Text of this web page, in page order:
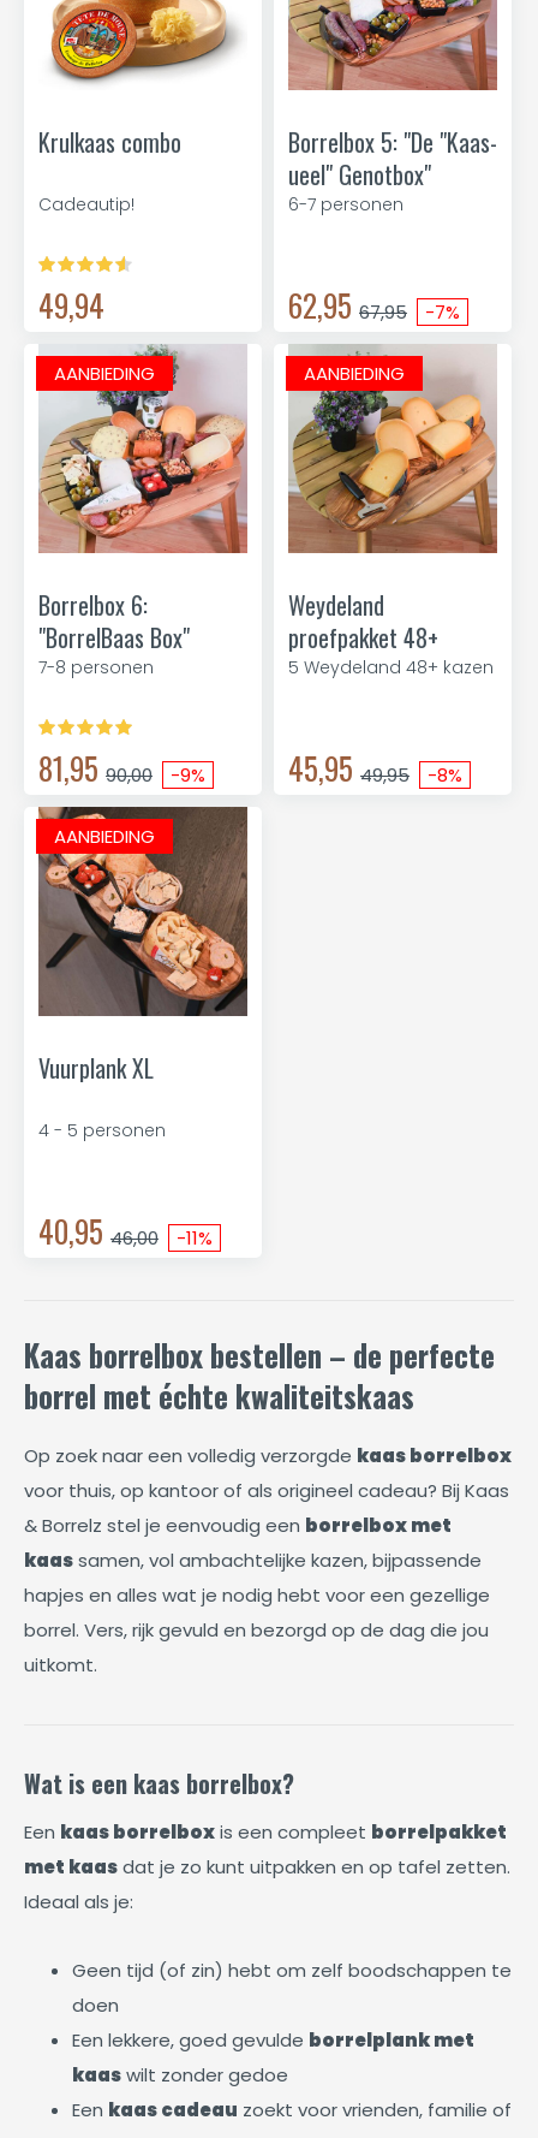
Krulkaas combo
Cadeautip!
49,94
Borrelbox 5: "De "Kaas-
ueel" Genotbox"
6-7 personen
62,95 67,95 -7%
AANBIEDING
Borrelbox 6:
"BorrelBaas Box"
7-8 personen
81,95 90,00 -9%
AANBIEDING
Weydeland
proefpakket 48+
5 Weydeland 48+ kazen
45,95 49,95 -8%
AANBIEDING
Vuurplank XL
4 - 5 personen
40,95 46,00 -11%
Kaas borrelbox bestellen – de perfecte
borrel met échte kwaliteitskaas
Op zoek naar een volledig verzorgde kaas borrelbox
voor thuis, op kantoor of als origineel cadeau? Bij Kaas
& Borrelz stel je eenvoudig een borrelbox met
kaassamen, vol ambachtelijke kazen, bijpassende
hapjes en alles wat je nodig hebt voor een gezellige
borrel. Vers, rijk gevuld en bezorgd op de dag die jou
uitkomt.
Wat is een kaas borrelbox?
Een kaas borrelboxis een compleet borrelpakket
met kaasdat je zo kunt uitpakken en op tafel zetten.
Ideaal als je:
Geen tijd (of zin) hebt om zelf boodschappen te
doen
Een lekkere, goed gevulde borrelplank met
kaaswilt zonder gedoe
Een kaas cadeau zoekt voor vrienden, familie of